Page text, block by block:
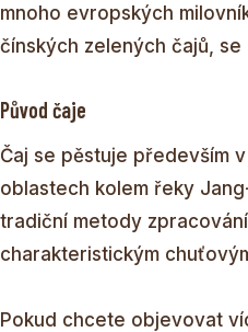
mnoho evropských
čínských zelených čajů, se
Původ čaje
Čaj se pěstuje především
oblastech kolem řeky
tradiční metody
charakteristickým
Pokud chcete objevovat